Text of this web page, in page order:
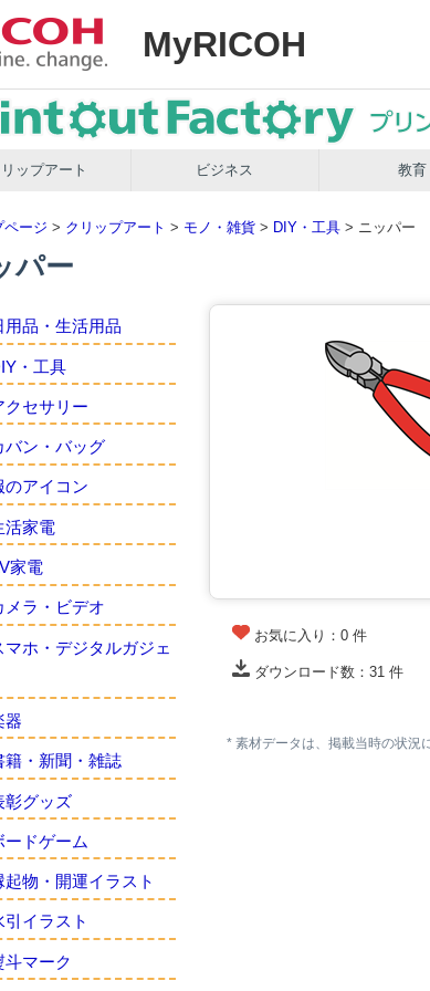
MyRICOH
ップアート ビジネス 教育
ページ > クリップアート > モノ・雑貨 > DIY・工具 > ニッパー
パー
用品・生活用品
・工具
クセサリー
バン・バッグ
のアイコン
活家電
家電
メラ・ビデオ
マホ・デジタルガジェ
器
籍・新聞・雑誌
彰グッズ
ードゲーム
起物・開運イラスト
引イラスト
斗マーク
お気に入り：0 件
ダウンロード数：31 件
* 素材データは、掲載当時の状況